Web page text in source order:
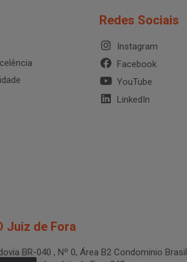
Redes Sociais
Instagram
Facebook
YouTube
LinkedIn
Juiz de Fora
BR-040 , Nº 0, Área B2 Condominio Brasil